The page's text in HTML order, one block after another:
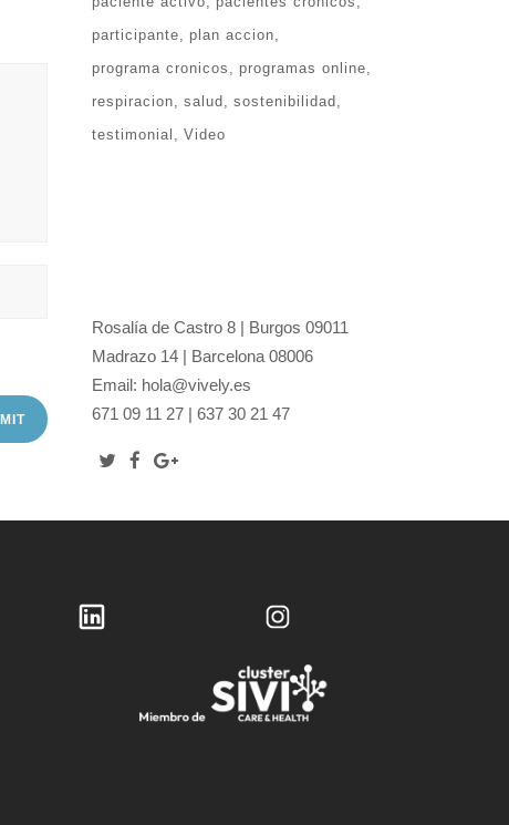
participante
plan accion
programa cronicos
programas online
respiracion
salud
sostenibilidad
testimonial
Video
Rosalía de Castro 8 | Burgos 09011
Madrazo 14 | Barcelona 08006
Email: hola@vively.es
671 09 11 27 | 637 30 21 47